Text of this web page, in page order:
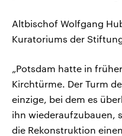
Altbischof Wolfgang
Kuratoriums der
„Potsdam hatte in
Kirchtürme. Der Turm
einzige, bei dem es
ihn wiederaufzubauen,
die Rekonstruktion